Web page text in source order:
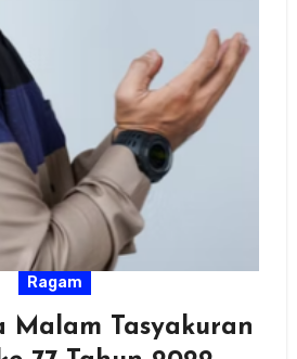
Ragam
Malam Tasyakuran